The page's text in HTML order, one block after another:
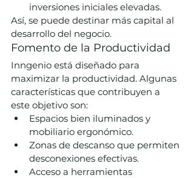
inversiones iniciales elevadas.
Así, se puede destinar más capital al
desarrollo del negocio.
Fomento de la Productividad
Inngenio está diseñado para
maximizar la productividad. Algunas
características que contribuyen a
este objetivo son:
Espacios bien iluminados y
mobiliario ergonómico.
Zonas de descanso que permiten
desconexiones efectivas.
Acceso a herramientas